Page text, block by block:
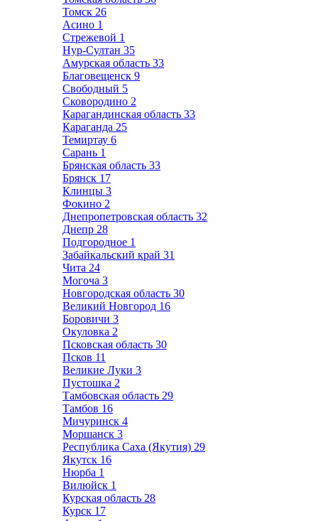
Томск 26
Асино 1
Стрежевой 1
Нур-Султан 35
Амурская область 33
Благовещенск 9
Свободный 5
Сковородино 2
Карагандинская область 33
Караганда 25
Темиртау 6
Сарань 1
Брянская область 33
Брянск 17
Клинцы 3
Фокино 2
Днепропетровская область 32
Днепр 28
Подгородное 1
Забайкальский край 31
Чита 24
Могоча 3
Новгородская область 30
Великий Новгород 16
Боровичи 3
Окуловка 2
Псковская область 30
Псков 11
Великие Луки 3
Пустошка 2
Тамбовская область 29
Тамбов 16
Мичуринск 4
Моршанск 3
Республика Саха (Якутия) 29
Якутск 16
Нюрба 1
Вилюйск 1
Курская область 28
Курск 17